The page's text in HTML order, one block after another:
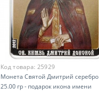
Код товара: 25929
Монета Святой Дмитрий серебро
25.00 гр - подарок икона имени